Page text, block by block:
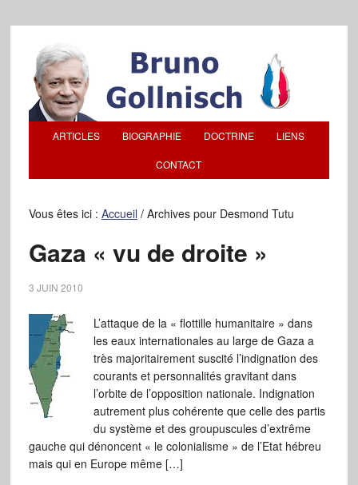
ARTICLES BIOGRAPHIE DOCTRINE LIENS
CONTACT
Vous êtes ici : Accueil /Archives pour Desmond Tutu
Gaza « vu de droite »
3 JUIN 2010
L’attaque de la « flottille humanitaire » dans
les eaux internationales au large de Gaza a
très majoritairement suscité l’indignation des
courants et personnalités gravitant dans
l’orbite de l’opposition nationale. Indignation
autrement plus cohérente que celle des partis
du système et des groupuscules d’extrême
gauche qui dénoncent « le colonialisme » de l’Etat hébreu
mais qui en Europe même […]